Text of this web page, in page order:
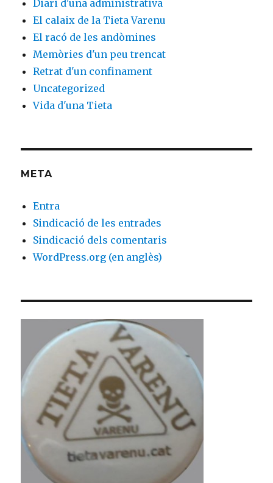
Diari d'una administrativa
El calaix de la Tieta Varenu
El racó de les andòmines
Memòries d'un peu trencat
Retrat d'un confinament
Uncategorized
Vida d'una Tieta
META
Entra
Sindicació de les entrades
Sindicació dels comentaris
WordPress.org (en anglès)